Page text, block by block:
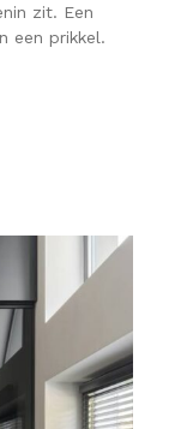
LEVEN
ONVERWACHT
zit. Een
een prikkel.